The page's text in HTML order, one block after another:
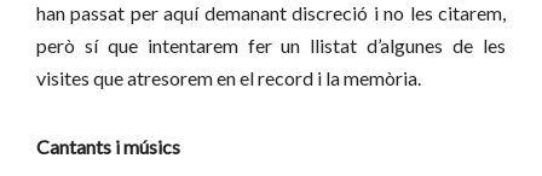
han passat per aquí demanant discreció i no les citarem,
però sí que intentarem fer un llistat d’algunes de les
visites que atresorem en el record i la memòria.
Cantants i músics